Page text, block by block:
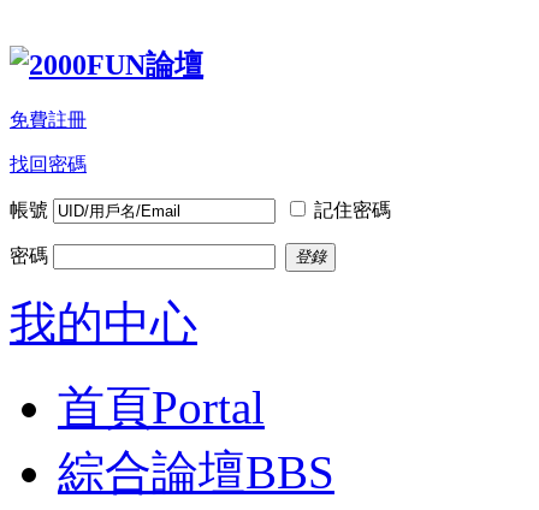
免費註冊
找回密碼
帳號 記住密碼
密碼 登錄
我的中心
首頁Portal
綜合論壇BBS